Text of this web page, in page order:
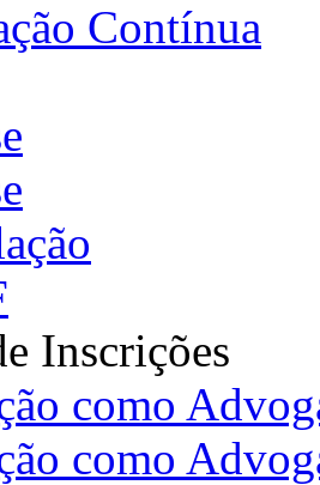
Contínua
Inscrições
como
como